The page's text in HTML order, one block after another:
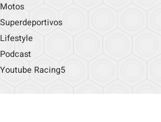
Motos
Superdeportivos
Lifestyle
Podcast
Youtube Racing5